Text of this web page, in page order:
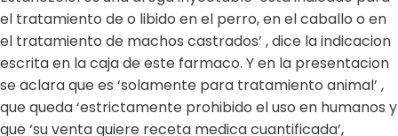
el tratamiento de o libido en el perro, en el caballo o en
el tratamiento de machos castrados’ , dice la indicacion
escrita en la caja de este farmaco. Y en la presentacion
se aclara que es ‘solamente para tratamiento animal’ ,
que queda ‘estrictamente prohibido el uso en humanos y
que ‘su venta quiere receta medica cuantificada’,